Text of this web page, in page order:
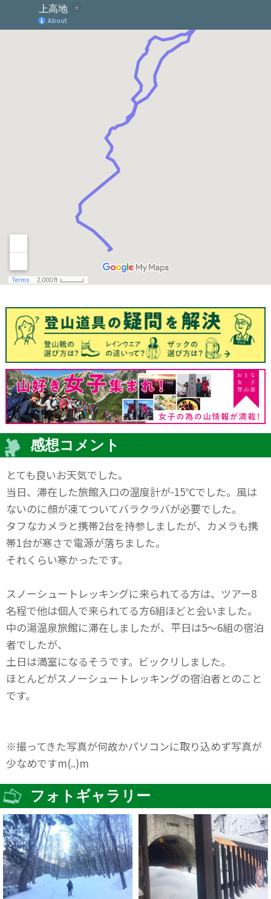
感想コメント
とても良いお天気でした。
当日、滞在した旅館入口の温度計が-15℃でした。風は
ないのに顔が凍てついてバラクラバが必要でした。
タフなカメラと携帯2台を持参しましたが、カメラも携
帯1台が寒さで電源が落ちました。
それくらい寒かったです。
スノーシュートレッキングに来られてる方は、ツアー8
名程で他は個人で来られてる方6組ほどと会いました。
中の湯温泉旅館に滞在しましたが、平日は5～6組の宿泊
者でしたが、
土日は満室になるそうです。ビックリしました。
ほとんどがスノーシュートレッキングの宿泊者とのこと
です。
※撮ってきた写真が何故かパソコンに取り込めず写真が
少なめですm(..)m
フォトギャラリー